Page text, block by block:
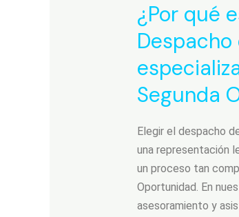
¿Por qué
Segunda
Elegir el despacho
una representación
un proceso tan
Oportunidad. En
asesoramiento y